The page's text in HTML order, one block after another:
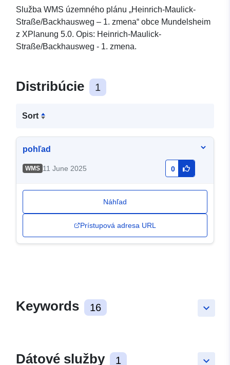
Služba WMS územného plánu „Heinrich-Maulick-
Straße/Backhausweg – 1. zmena“ obce Mundelsheim
z XPlanung 5.0. Opis: Heinrich-Maulick-
Straße/Backhausweg - 1. zmena.
Distribúcie 1
Sort
pohľad
WMS 11 June 2025 0
Náhľad
Prístupová adresa URL
keyboard_arrow_down
Keywords 16
keyboard_arrow_down
Dátové služby 1